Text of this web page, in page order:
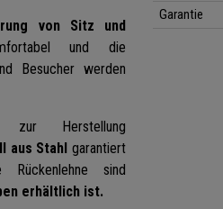
von Sitz und
und die
Besucher werden
zur Herstellung
aus Stahl garantiert
sind
erhältlich ist.
Garantie